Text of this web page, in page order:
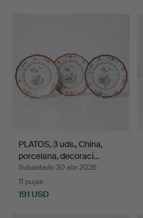
PLATOS, 3 uds., China,
porcelana, decoraci…
Subastado 30 abr 2026
11 pujas
191 USD